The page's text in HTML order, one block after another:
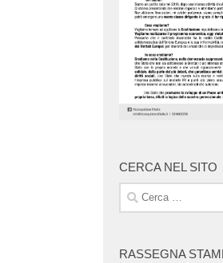
CERCA NEL SITO
Ricerca
per:
RASSEGNA